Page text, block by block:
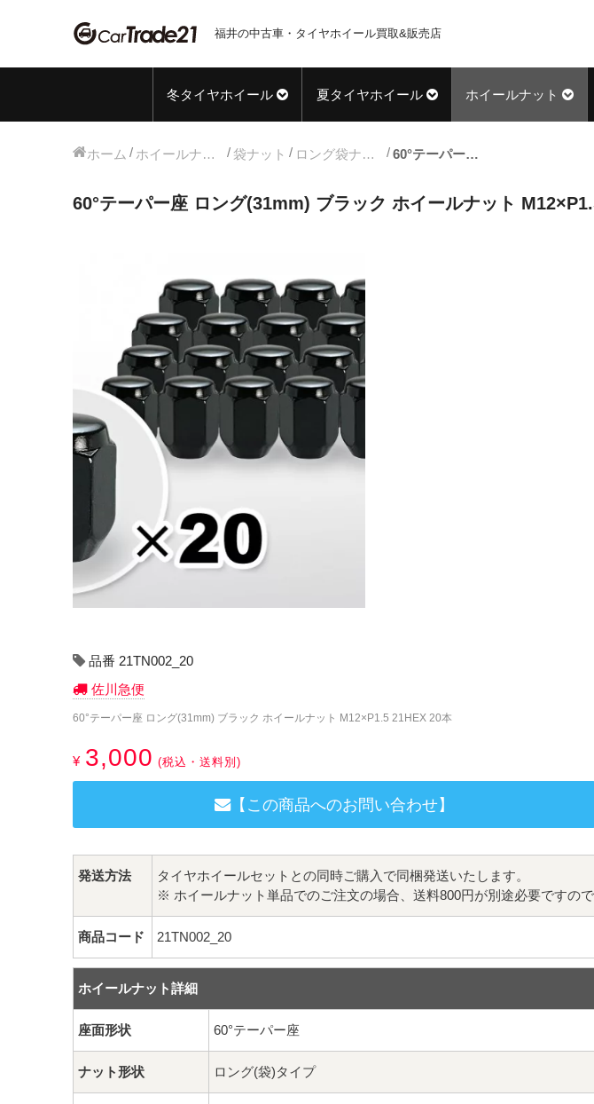
福井の中古車・タイヤホイール買取&販売店
冬タイヤホイール 夏タイヤホイール ホイールナット
ホーム ホイールナット 袋ナット ロング袋ナット 60°テーパー座 ロング(31mm) ブラック ホイールナット M12×P1.5 21HEX 20本
60°テーパー座 ロング(31mm) ブラック ホイールナット
品番 21TN002_20
佐川急便
60°テーパー座 ロング(31mm) ブラック ホイールナット M12×P1.5 21HEX 20本
¥ 3,000 (税込・送料別)
【この商品へのお問い合わせ】
発送方法
タイヤホイールセットとの同時ご購入で同梱発送いたします。
※ ホイールナット単品でのご注文の場合、送料800円が別途必要ですので
商品コード 21TN002_20
ホイールナット詳細
座面形状 60°テーパー座
ナット形状 ロング(袋)タイプ